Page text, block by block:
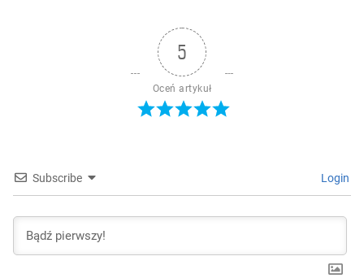
5
Oceń artykuł
Subscribe Login